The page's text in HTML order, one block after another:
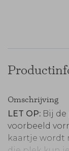
Omschrijving
LET OP: Bij
voorbeeld
kaartje wordt